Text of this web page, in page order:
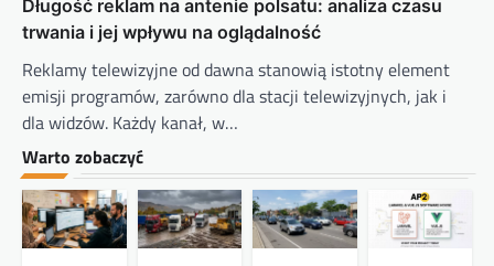
Długość reklam na antenie polsatu: analiza czasu
trwania i jej wpływu na oglądalność
Reklamy telewizyjne od dawna stanowią istotny element
emisji programów, zarówno dla stacji telewizyjnych, jak i
dla widzów. Każdy kanał, w…
Warto zobaczyć